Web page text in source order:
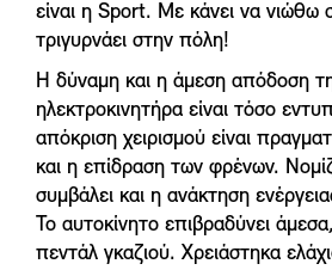
είναι η Sport. Με κάνει να νιώθω
τριγυρνάει στην πόλη!
Η δύναμη και η άμεση απόδοση
ηλεκτροκινητήρα είναι τόσο
απόκριση χειρισμού είναι
και η επίδραση των φρένων.
συμβάλει και η ανάκτηση
Το αυτοκίνητο επιβραδύνει
πεντάλ γκαζιού. Χρειάστηκα